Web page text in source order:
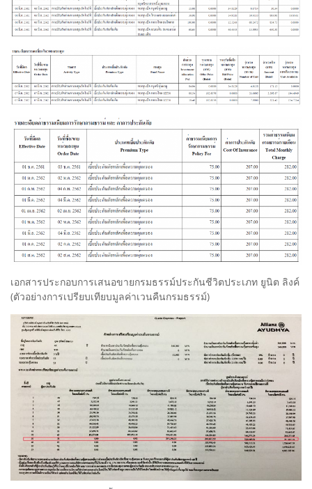
เอกสารประกอบการเสนอขายกรมธรรม์ประกันชีวิตประเภท ยูนิต ลิงค์
(ตัวอย่างการเปรียบเทียบมูลค่าเวนคืนกรมธรรม์)